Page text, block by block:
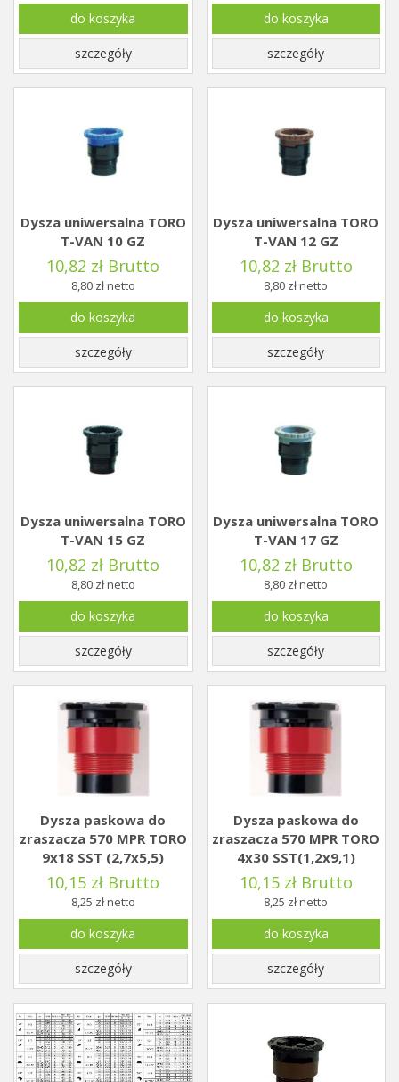
do koszyka
szczegóły
do koszyka
szczegóły
Dysza uniwersalna TORO
T-VAN 10 GZ
10,82 zł Brutto
8,80 zł netto
do koszyka
szczegóły
Dysza uniwersalna TORO
T-VAN 12 GZ
10,82 zł Brutto
8,80 zł netto
do koszyka
szczegóły
Dysza uniwersalna TORO
T-VAN 15 GZ
10,82 zł Brutto
8,80 zł netto
do koszyka
szczegóły
Dysza uniwersalna TORO
T-VAN 17 GZ
10,82 zł Brutto
8,80 zł netto
do koszyka
szczegóły
Dysza paskowa do
zraszacza 570 MPR TORO
9x18 SST (2,7x5,5)
10,15 zł Brutto
8,25 zł netto
do koszyka
szczegóły
Dysza paskowa do
zraszacza 570 MPR TORO
4x30 SST(1,2x9,1)
10,15 zł Brutto
8,25 zł netto
do koszyka
szczegóły